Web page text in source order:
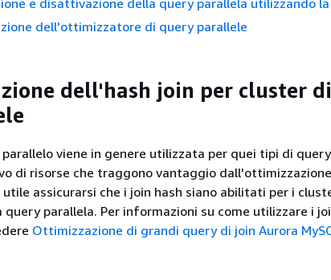
e disattivazione della query parallela utilizzando la
dell'ottimizzatore di query parallele
dell'hash join per cluster
parallelo viene in genere utilizzata per quei tipi di
di risorse che traggono vantaggio
assicurarsi che i join hash siano abilitati per i
query parallela. Per informazioni su come utilizzare i
Ottimizzazione di grandi query di join Aurora